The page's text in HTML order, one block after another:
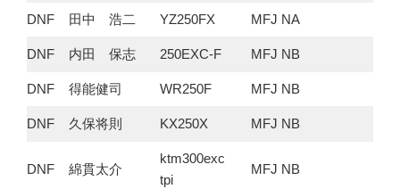
DNF 田中 浩二 YZ250FX MFJ NA
DNF 内田 保志 250EXC-F MFJ NB
DNF 得能健司 WR250F MFJ NB
DNF 久保将則 KX250X MFJ NB
DNF 綿貫太介
ktm300exc
tpi
MFJ NB